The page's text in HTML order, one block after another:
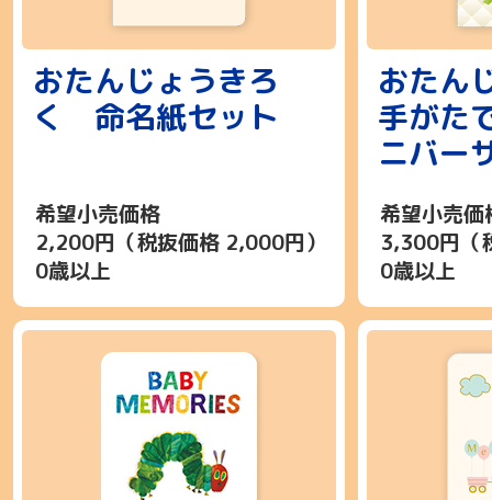
おたんじょうきろ
く 命名紙セット
希望小売価格
2,200円（税抜価格 2,000円）
0歳以上
おたん
手がた
ニバー
希望小売価
3,300円（
0歳以上